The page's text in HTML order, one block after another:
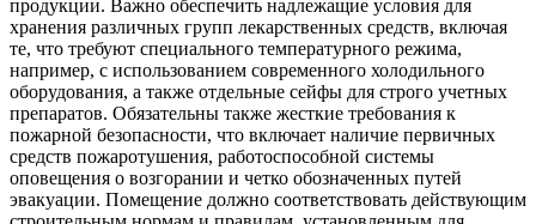
продукции. Важно обеспечить надлежащие условия для
хранения различных групп лекарственных средств, включая
те, что требуют специального температурного режима,
например, с использованием современного холодильного
оборудования, а также отдельные сейфы для строго учетных
препаратов. Обязательны также жесткие требования к
пожарной безопасности, что включает наличие первичных
средств пожаротушения, работоспособной системы
оповещения о возгорании и четко обозначенных путей
эвакуации. Помещение должно соответствовать действующим